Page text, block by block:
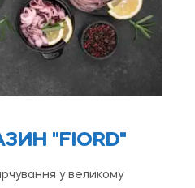
"FIORD"
у великому